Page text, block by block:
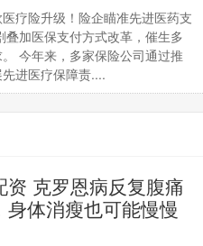
医疗险升级！险企瞄准先进医药支
叠加医保支付方式改革，催生多
今年来，多家保险公司通过推
进医疗保障责....
资 克罗恩病反复腹痛
身体消瘦也可能慢慢